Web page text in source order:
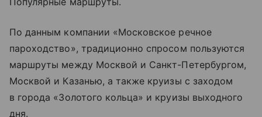
По данным компании «Московское речное
пароходство», традиционно спросом пользуются
маршруты между Москвой и Санкт-Петербургом,
Москвой и Казанью, а также круизы с заходом
в города «Золотого кольца» и круизы выходного
дня.